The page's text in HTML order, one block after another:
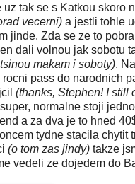
uz tak se s Katkou skoro
vecerni) a jestli tohle
jinde. Zda se ze to
dali volnou jak sobotu
makam i soboty).
rocni pass do narodnich
(thanks, Stephen! I still
normalne stoji
a za dva je to hned
tydne stacila chytit
(o tom zas jindy) takze
vedeli ze dojedem do